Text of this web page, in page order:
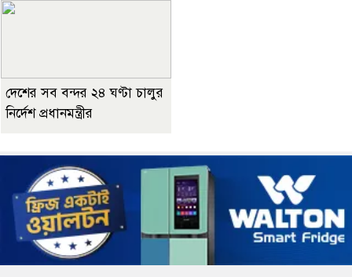
দেশের সব বন্দর ২৪ ঘণ্টা চালুর
নির্দেশ প্রধানমন্ত্রীর